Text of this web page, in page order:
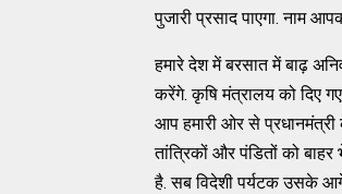
पुजारी प्रसाद पाएगा. नाम
हमारे देश में बरसात में बाढ़
करेंगे. कृषि मंत्रालय को दिए
आप हमारी ओर से प्रधानमंत्री
तांत्रिकों और पंडितों को
है. सब विदेशी पर्यटक उसके